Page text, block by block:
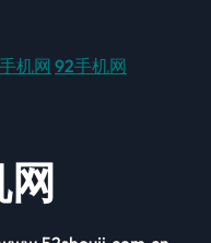
机网 92手机网